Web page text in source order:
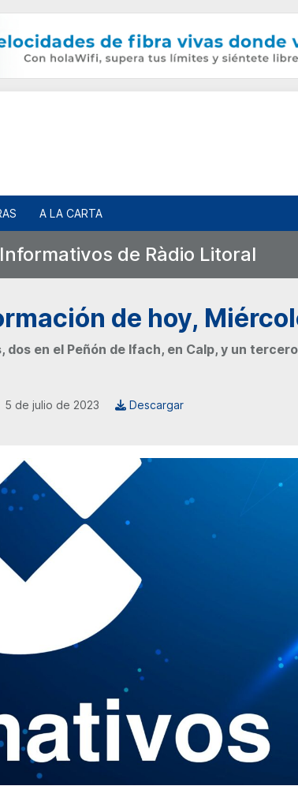
A LA CARTA
Informativos de Ràdio Litoral
de hoy,
en el Peñón de Ifach, en Calp, y un
5 de julio de 2023 Descargar